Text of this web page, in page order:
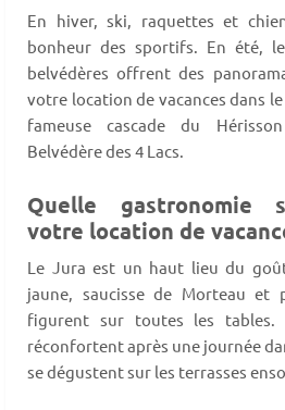
En hiver, ski, raquettes et
bonheur des sportifs. En été,
belvédères offrent des
votre location de vacances dans
fameuse cascade du
Belvédère des 4 Lacs.
Quelle gastronomie
votre location de
Le Jura est un haut lieu du
jaune, saucisse de Morteau et
figurent sur toutes les tables.
réconfortent après une journée
se dégustent sur les terrasses